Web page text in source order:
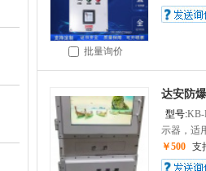
批量询价
达安防
型号:KB-
示器，适
￥500 支